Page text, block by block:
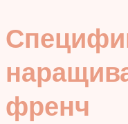
френч